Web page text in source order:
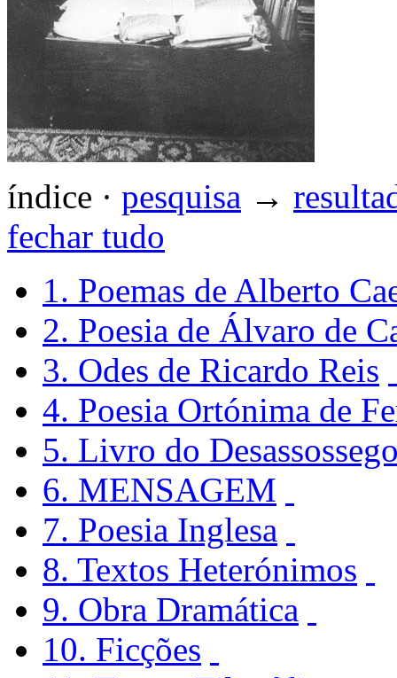
índice · pesquisa →
fechar tudo
1. Poemas de Alberto
2. Poesia de Álvaro de
3. Odes de Ricardo Reis
4. Poesia Ortónima de
5. Livro do
6. MENSAGEM
7. Poesia Inglesa
8. Textos Heterónimos
9. Obra Dramática
10. Ficções